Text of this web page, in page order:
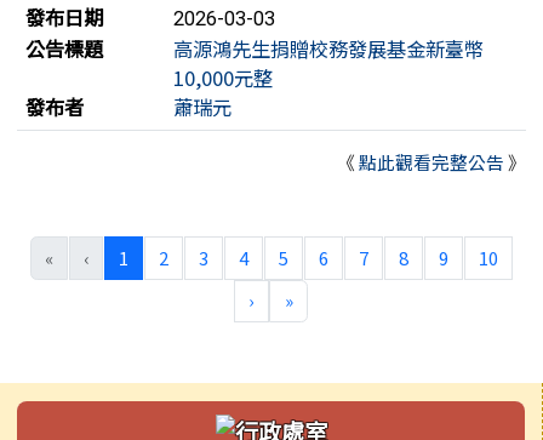
發布日期
2026-03-03
公告標題
高源鴻先生捐贈校務發展基金新臺幣
10,000元整
發布者
蕭瑞元
《點此觀看完整公告》
« ‹ 1 (目前頁次)
2 3 4 5 6 7 8 9
10
›下一頁
»最後頁
左邊區域內容